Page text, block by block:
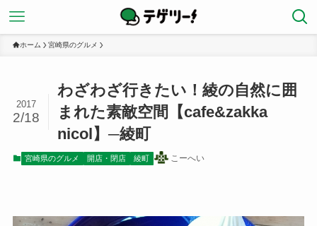
ホーム 宮崎県のグルメ
わざわざ行きたい！綾の自然に囲
まれた素敵空間【cafe&zakka
nicol】─綾町
2017
2/18
宮崎県のグルメ 開店・閉店 綾町 こーへい